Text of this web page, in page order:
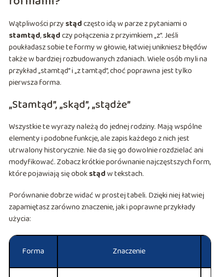
Wątpliwości przy stądczęsto idą w parze z pytaniami o
stamtąd,skądczy połączenia z przyimkiem „z”. Jeśli
poukładasz sobie te formy w głowie, łatwiej unikniesz błędów
także w bardziej rozbudowanych zdaniach. Wiele osób myli na
przykład „stamtąd” i „z tamtąd”, choć poprawna jest tylko
pierwsza forma.
„Stamtąd”, „skąd”, „stądże”
Wszystkie te wyrazy należą do jednej rodziny. Mają wspólne
elementy i podobne funkcje, ale zapis każdego z nich jest
utrwalony historycznie. Nie da się go dowolnie rozdzielać ani
modyfikować. Zobacz krótkie porównanie najczęstszych form,
które pojawiają się obokstądw tekstach.
Porównanie dobrze widać w prostej tabeli. Dzięki niej łatwiej
zapamiętasz zarówno znaczenie, jak i poprawne przykłady
użycia:
Forma Znaczenie